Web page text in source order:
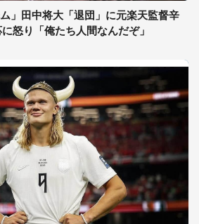
」田中将大「退団」に元楽天監督辛
怒り「俺たち人間なんだぞ」